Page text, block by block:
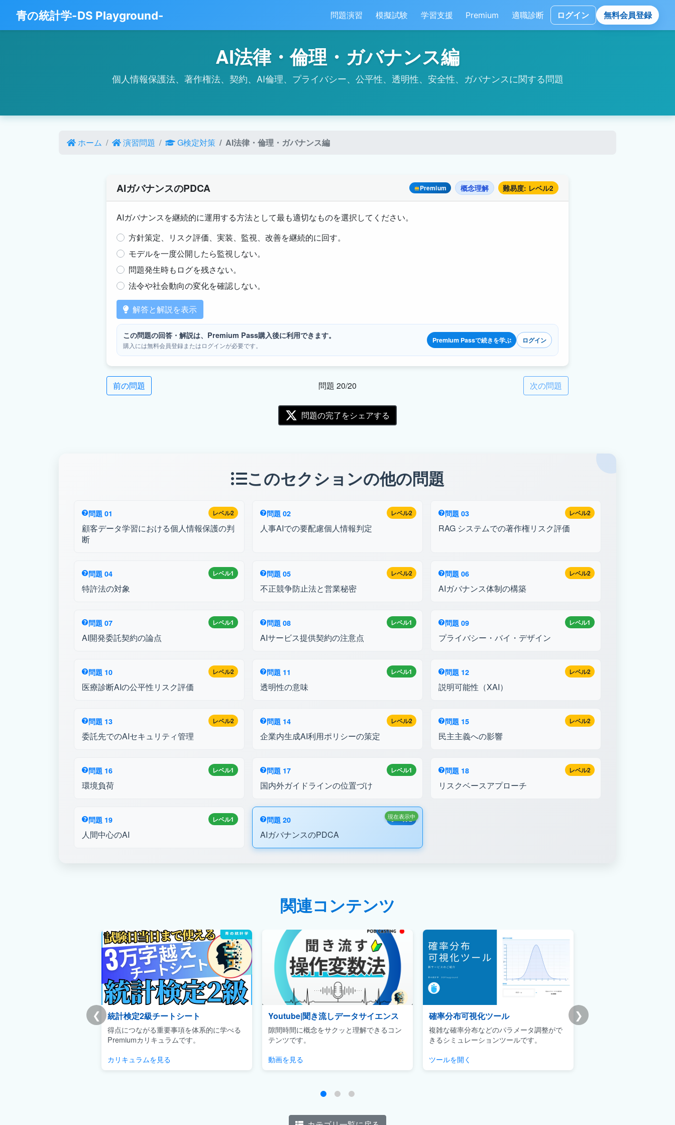
青の統計学-DS Playground- 問題演習 模擬試験 学習支援 Premium 適職診断 ログイン 無料会員登録
AI法律・倫理・ガバナンス編
個人情報保護法、著作権法、契約、AI倫理、プライバシー、公平性、透明性、安全性、ガバナンスに関する問題
ホーム 演習問題 G検定対策 AI法律・倫理・ガバナンス編
AIガバナンスのPDCA Premium 概念理解 難易度: レベル2
AIガバナンスを継続的に運用する方法として最も適切なものを選択してください。
方針策定、リスク評価、実装、監視、改善を継続的に回す。
モデルを一度公開したら監視しない。
問題発生時もログを残さない。
法令や社会動向の変化を確認しない。
解答と解説を表示
この問題の回答・解説は、Premium Pass購入後に利用できます。
購入には無料会員登録またはログインが必要です。
Premium Passで続きを学ぶ ログイン
前の問題 問題 20/20 次の問題
問題の完了をシェアする
このセクションの他の問題
レベル2
問題 01
顧客データ学習における個人情報保護の判
断
レベル2
問題 02
人事AIでの要配慮個人情報判定
レベル2
問題 03
RAG システムでの著作権リスク評価
レベル1
問題 04
特許法の対象
レベル2
問題 05
不正競争防止法と営業秘密
レベル2
問題 06
AIガバナンス体制の構築
レベル1
問題 07
AI開発委託契約の論点
レベル1
問題 08
AIサービス提供契約の注意点
レベル1
問題 09
プライバシー・バイ・デザイン
レベル2
問題 10
医療診断AIの公平性リスク評価
レベル1
問題 11
透明性の意味
レベル2
問題 12
説明可能性（XAI）
レベル2
問題 13
委託先でのAIセキュリティ管理
レベル2
問題 14
企業内生成AI利用ポリシーの策定
レベル2
問題 15
民主主義への影響
レベル1
問題 16
環境負荷
レベル1
問題 17
国内外ガイドラインの位置づけ
レベル2
問題 18
リスクベースアプローチ
レベル1
問題 19
人間中心のAI
レベル2
問題 20
AIガバナンスのPDCA
現在表示中
関連コンテンツ
❮ ❯
統計検定2級チートシート
得点につながる重要事項を体系的に学べる
Premiumカリキュラムです。
カリキュラムを見る
Youtube|聞き流しデータサイエンス
隙間時間に概念をサクッと理解できるコン
テンツです。
動画を見る
確率分布可視化ツール
複雑な確率分布などのパラメータ調整がで
きるシミュレーションツールです。
ツールを開く